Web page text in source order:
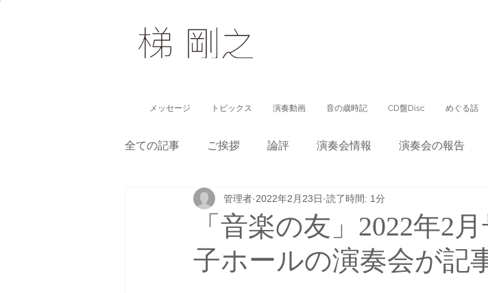
メッセージ トピックス 演奏動画 音の歳時記 CD盤Disc めぐる話
全ての記事 ご挨拶 論評 演奏会情報 演奏会の報告
子どもに伝えるクラシック CD 会報誌
「音楽の友」2022年2
子ホールの演奏会が記
管理者 2022年2月23日 読了時間: 1分